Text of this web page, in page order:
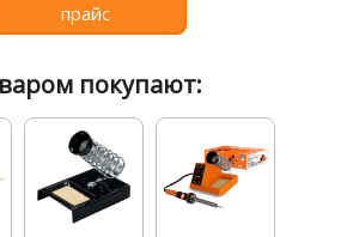
прайс
покупают: